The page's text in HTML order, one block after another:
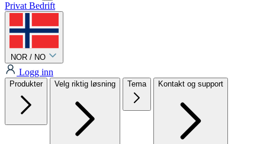
Privat Bedrift
NOR / NO
Logg inn
Produkter Velg riktig løsning Tema Kontakt og support